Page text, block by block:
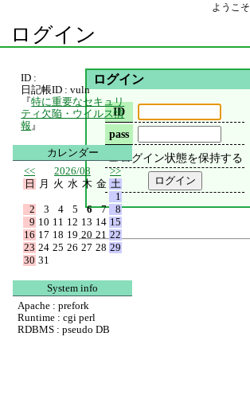
ようこそ
ログイン
ログイン
ID
pass
ログイン状態を保持する
ID :
日記帳ID : vuln
『特に重要なセキュリ
ティ欠陥・ウイルス情
報 』
カレンダー
<<
2026/08
>>
日
月 火 水 木 金 土
1
2
3 4 5 6 7
8
9 10 11 12 13 14 15
16 17 18 19 20 21 22
23 24 25 26 27 28 29
30 31
System info
Apache : prefork
Runtime : cgi perl
RDBMS : pseudo DB